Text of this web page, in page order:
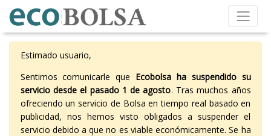
Estimado usuario,
Sentimos comunicarle que Ecobolsa ha suspendido su
servicio desde el pasado 1 de agosto. Tras muchos años
ofreciendo un servicio de Bolsa en tiempo real basado en
publicidad, nos hemos visto obligados a suspender el
servicio debido a que no es viable económicamente. Se ha